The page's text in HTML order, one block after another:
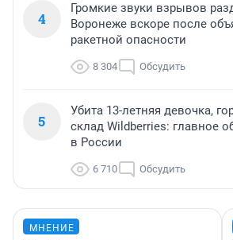
4
Громкие звуки взрывов
Воронеже вскоре после
ракетной опасности
8 304 Обсудить
5
Убита 13-летняя девочка,
склад Wildberries: главное
в России
6 710 Обсудить
МНЕНИЕ